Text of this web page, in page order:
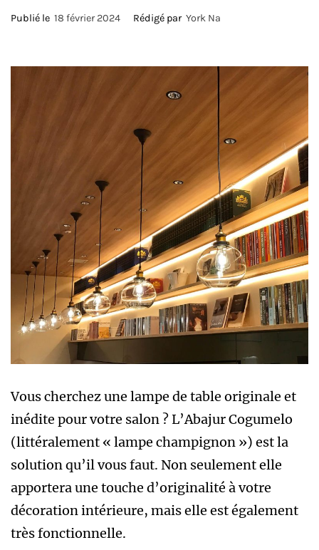
Publié le 18 février 2024 Rédigé par York Na
Vous cherchez une lampe de table originale et
inédite pour votre salon ? L’Abajur Cogumelo
(littéralement « lampe champignon ») est la
solution qu’il vous faut. Non seulement elle
apportera une touche d’originalité à votre
décoration intérieure, mais elle est également
très fonctionnelle.